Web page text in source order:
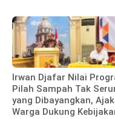
Irwan Djafar Nilai
Pilah Sampah Tak
yang Dibayangkan, Ajak
Warga Dukung